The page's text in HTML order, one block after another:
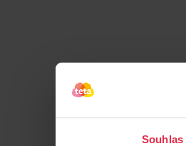
Souhlas